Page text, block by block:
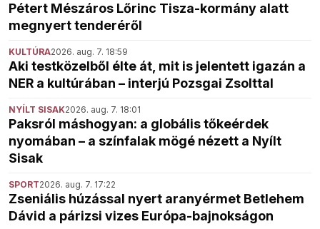
Pétert Mészáros Lőrinc Tisza-kormány alatt
megnyert tenderéről
KULTÚRA2026. aug. 7. 18:59
Aki testközelből élte át, mit is jelentett igazán a
NER a kultúrában – interjú Pozsgai Zsolttal
NYÍLT SISAK2026. aug. 7. 18:01
Paksról máshogyan: a globális tőkeérdek
nyomában – a színfalak mögé nézett a Nyílt
Sisak
SPORT2026. aug. 7. 17:22
Zseniális húzással nyert aranyérmet Betlehem
Dávid a párizsi vizes Európa-bajnokságon